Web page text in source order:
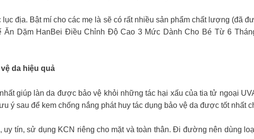
địa. Bật mí cho các mẹ là sẽ có rất nhiều sản phẩm chất lượng (đã
Ăn Dặm HanBei Điều Chỉnh Độ Cao 3 Mức Dành Cho Bé Từ 6
da hiệu quả
giúp làn da được bảo vệ khỏi những tác hại xấu của tia tử ngoại
ý sau để kem chống nắng phát huy tác dụng bảo vệ da được tốt nhất
tín, sử dụng KCN riêng cho mặt và toàn thân. Đi đường nên dùng